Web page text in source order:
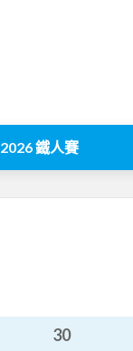
2026 鐵人賽
30